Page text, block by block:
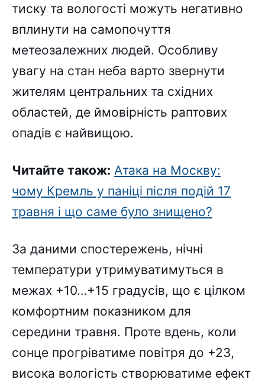
тиску та вологості можуть негативно
вплинути на самопочуття
метеозалежних людей. Особливу
увагу на стан неба варто звернути
жителям центральних та східних
областей, де ймовірність раптових
опадів є найвищою.
Читайте також: Атака на Москву:
чому Кремль у паніці після подій 17
травня і що саме було знищено?
За даними спостережень, нічні
температури утримуватимуться в
межах +10…+15 градусів, що є цілком
комфортним показником для
середини травня. Проте вдень, коли
сонце прогріватиме повітря до +23,
висока вологість створюватиме ефект